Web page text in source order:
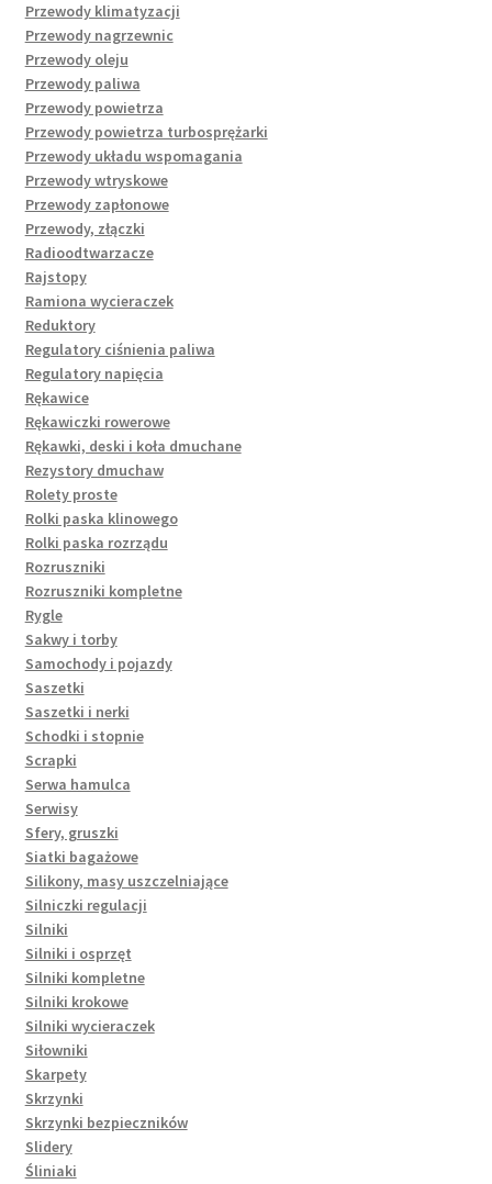
Przewody klimatyzacji
Przewody nagrzewnic
Przewody oleju
Przewody paliwa
Przewody powietrza
Przewody powietrza turbosprężarki
Przewody układu wspomagania
Przewody wtryskowe
Przewody zapłonowe
Przewody, złączki
Radioodtwarzacze
Rajstopy
Ramiona wycieraczek
Reduktory
Regulatory ciśnienia paliwa
Regulatory napięcia
Rękawice
Rękawiczki rowerowe
Rękawki, deski i koła dmuchane
Rezystory dmuchaw
Rolety proste
Rolki paska klinowego
Rolki paska rozrządu
Rozruszniki
Rozruszniki kompletne
Rygle
Sakwy i torby
Samochody i pojazdy
Saszetki
Saszetki i nerki
Schodki i stopnie
Scrapki
Serwa hamulca
Serwisy
Sfery, gruszki
Siatki bagażowe
Silikony, masy uszczelniające
Silniczki regulacji
Silniki
Silniki i osprzęt
Silniki kompletne
Silniki krokowe
Silniki wycieraczek
Siłowniki
Skarpety
Skrzynki
Skrzynki bezpieczników
Slidery
Śliniaki